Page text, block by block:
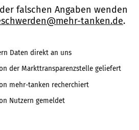
falschen Angaben wenden
tanken.de.
Daten direkt an uns
der Markttransparenzstelle geliefert
mehr-tanken recherchiert
Nutzern gemeldet